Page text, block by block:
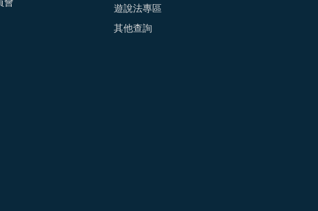
會
遊說法專區
其他查詢